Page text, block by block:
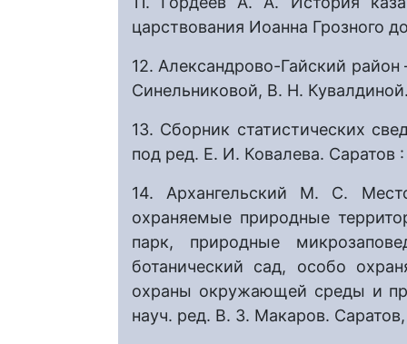
царствования Иоанна Грозного
12. Александрово-Гайский
Синельниковой, В. Н.
13. Сборник статистических
под ред. Е. И. Ковалева.
14. Архангельский М. С.
охраняемые природные
парк, природные
ботанический сад, особо
охраны окружающей среды и
науч. ред. В. З. Макаров. Саратов,